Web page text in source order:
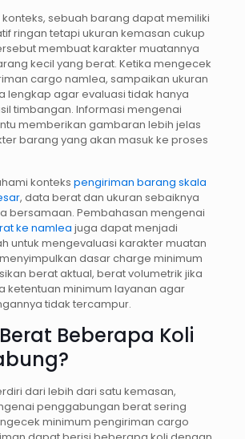
sebuah barang dapat memiliki
ringan tetapi ukuran kemasan cukup
membuat karakter muatannya
kecil yang berat. Ketika mengecek
cargo namlea, sampaikan ukuran
lengkap agar evaluasi tidak hanya
timbangan. Informasi mengenai
memberikan gambaran lebih jelas
barang yang akan masuk ke proses
konteks pengiriman barang skala
, data berat dan ukuran sebaiknya
bersamaan. Pembahasan mengenai
ke namlea juga dapat menjadi
untuk mengevaluasi karakter muatan
dasar charge minimum
berat aktual, berat volumetrik jika
ketentuan minimum layanan agar
tidak tercampur.
Beberapa Koli
dari lebih dari satu kemasan,
penggabungan berat sering
minimum pengiriman cargo